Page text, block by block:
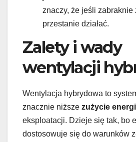
znaczy, że jeśli zabraknie
przestanie działać.
Zalety i wady
wentylacji
Wentylacja hybrydowa to
znacznie niższe zużycie
eksploatacji. Dzieje się tak, bo
dostosowuje się do warunków